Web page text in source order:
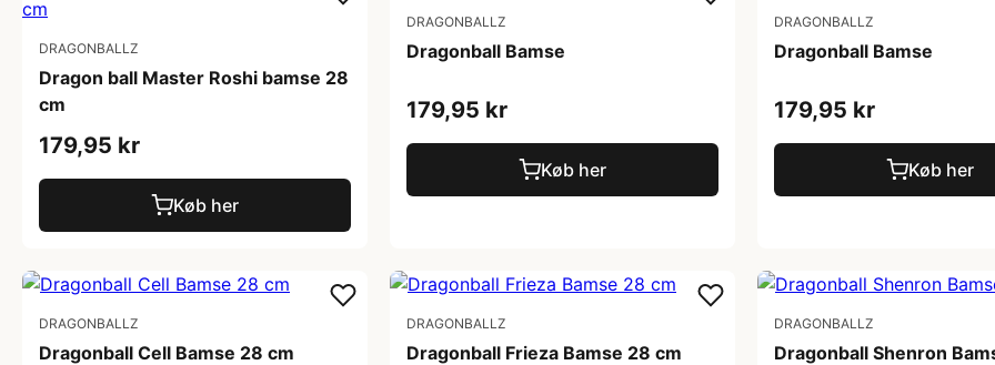
DRAGONBALLZ
Dragon ball Master Roshi bamse 28
cm
179,95 kr
Køb her
DRAGONBALLZ
Dragonball Bamse
179,95 kr
Køb her
DRAGONBALLZ
Dragonball Bamse
179,95 kr
Køb her
DRAGONBALLZ
Dragonball Cell Bamse 28 cm
DRAGONBALLZ
Dragonball Frieza Bamse 28 cm
DRAGONBALLZ
Dragonball Shenron